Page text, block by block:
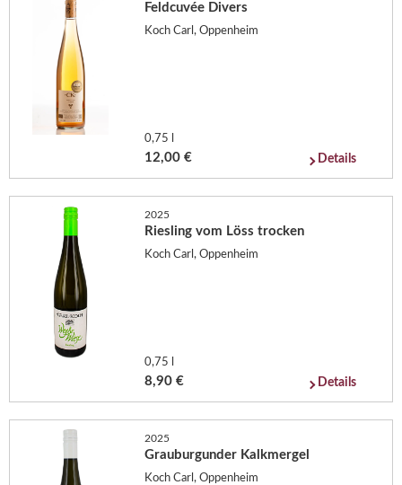
Feldcuvée Divers
Koch Carl, Oppenheim
0,75 l
12,00 € Details
2025
Riesling vom Löss trocken
Koch Carl, Oppenheim
0,75 l
8,90 € Details
2025
Grauburgunder Kalkmergel
Koch Carl, Oppenheim